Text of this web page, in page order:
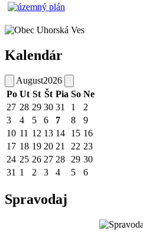
Kalendár
August2026
Po Ut St Št Pia So Ne
27 28 29 30 31 1
2
3
4 5 6 7 8
9
10 11 12 13 14 15 16
17 18 19 20 21 22 23
24 25 26 27 28 29 30
31 1 2 3 4 5 6
Spravodaj